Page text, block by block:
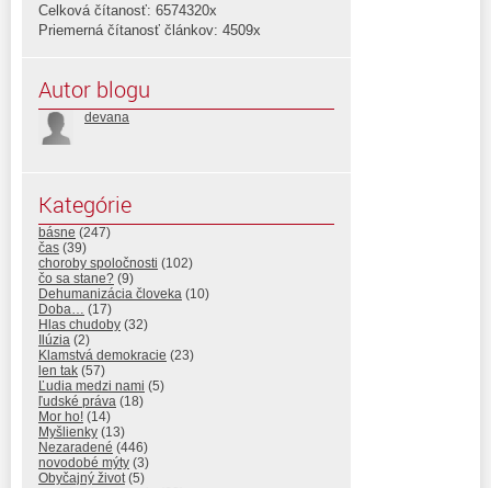
Celková čítanosť: 6574320x
Priemerná čítanosť článkov: 4509x
Autor blogu
devana
Kategórie
básne (247)
čas (39)
choroby spoločnosti (102)
čo sa stane? (9)
Dehumanizácia človeka (10)
Doba…
(17)
Hlas chudoby (32)
Ilúzia (2)
Klamstvá demokracie (23)
len tak (57)
Ľudia medzi nami (5)
ľudské práva (18)
Mor ho! (14)
Myšlienky (13)
Nezaradené (446)
novodobé mýty (3)
Obyčajný život (5)